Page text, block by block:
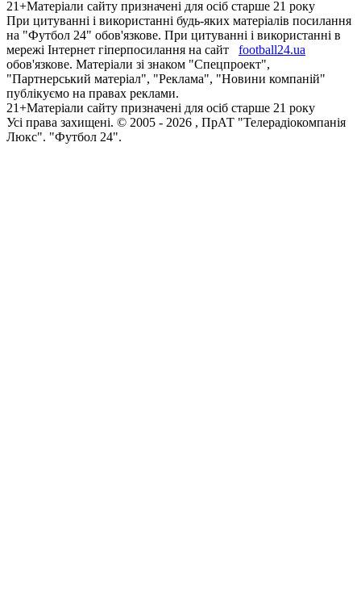
21+Матеріали сайту призначені для осіб старше 21 року
При цитуванні і використанні будь-яких матеріалів посилання
на "Футбол 24" обов'язкове. При цитуванні і використанні в
мережі Інтернет гіперпосилання на сайт
football24.ua
обов'язкове. Матеріали зі знаком "Спецпроект",
"Партнерський матеріал", "Реклама", "Новини компаній"
публікуємо на правах реклами.
21+Матеріали сайту призначені для осіб старше 21 року
Усi права захищенi. © 2005 - 2026 , ПрАТ "Телерадіокомпанія
Люкс". "Футбол 24".